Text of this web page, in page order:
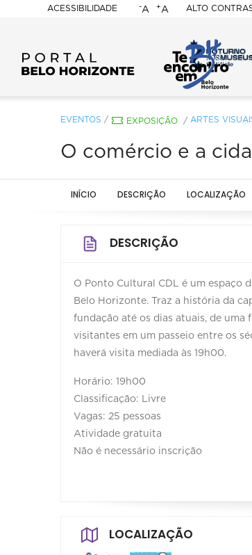
ACESSIBILIDADE
BELO
-A +A ALTO
EVENTOS / EXPOSIÇÃO / ARTES
O comércio e a
INÍCIO DESCRIÇÃO LOCALIZAÇÃO
DESCRIÇÃO
O Ponto Cultural CDL é um espaço
Belo Horizonte. Traz a história da
fundação até os dias atuais, de uma
visitantes em um passeio entre os
haverá visita mediada às 19h00.
Horário: 19h00
Classificação: Livre
Vagas: 25 pessoas
Atividade gratuita
Não é necessário inscrição
LOCALIZAÇÃO